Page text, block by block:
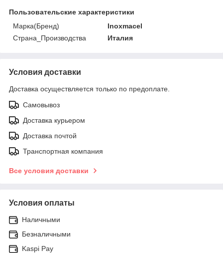
Пользовательские характеристики
Марка(Бренд)
Inoxmacel
Страна_Производства
Италия
Условия доставки
Доставка осуществляется только по предоплате.
Самовывоз
Доставка курьером
Доставка почтой
Транспортная компания
Все условия доставки
Условия оплаты
Наличными
Безналичными
Kaspi Pay